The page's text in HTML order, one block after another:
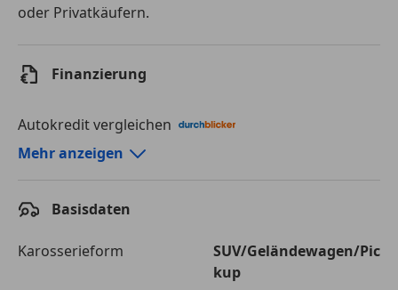
oder Privatkäufern.
Finanzierung
Autokredit vergleichen
Autokredit-Rechner von durchblicker.at
120 Monate
Mehr anzeigen
Basisdaten
Karosserieform
SUV/Geländewagen/Pic
kup